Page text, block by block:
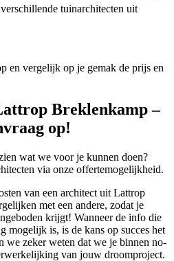
tuinarchitecten uit
en vergelijk op je gemak de prijs en
Breklenkamp –
op!
wat we voor je kunnen doen?
via onze offertemogelijkheid.
van een architect uit Lattrop
met een andere, zodat je
krijgt! Wanneer de info die
mogelijk is, is de kans op succes het
we zeker weten dat we je binnen no-
van jouw droomproject.